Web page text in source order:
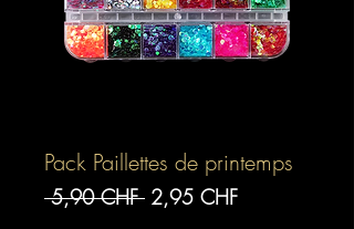
Pack Paillettes de printemps
5,90 CHF Prix
2,95 CHFPrix